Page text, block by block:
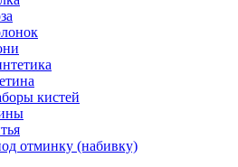
кистей
отминку (набивку)